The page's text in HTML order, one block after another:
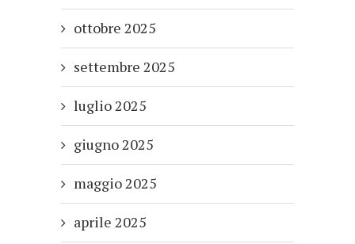
ottobre 2025
settembre 2025
luglio 2025
giugno 2025
maggio 2025
aprile 2025